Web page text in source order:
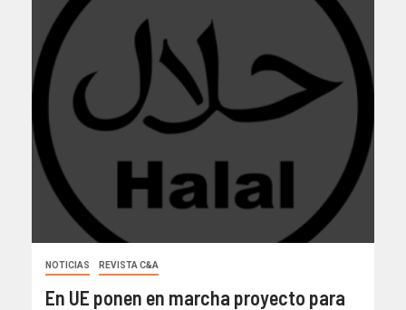
NOTICIAS REVISTA C&A
En UE ponen en marcha proyecto para